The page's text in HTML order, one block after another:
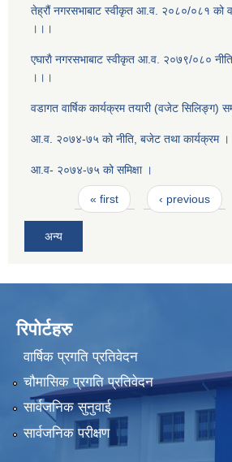
तेह्रौं नगरसभाबाट स्वीकृत आ‍.व. २०८०/०८१ को
।।।
एघाराै नगरसभाबाट स्वीकृत आ‍.व. २०७९/०८०
।।।
वडागत वार्षिक कार्यक्रम तयारी (वजेट सिलिङ्ग)
आ.व. २०७४-७५ को नीति, बजेट तथा कार्यक्रम ।
आ.व- २०७४-७५ को समिक्षा ।
Pages« first ‹ previous
अन्य
रिपोर्टहरु
वार्षिक प्रगति प्रतिवेदन
चौमासिक प्रगति प्रतिवेदन
सार्वजनिक सुनुवाई
सार्वजनिक परीक्षण